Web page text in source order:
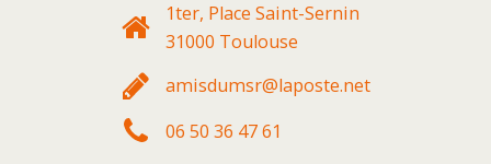
1ter, Place Saint-Sernin
31000 Toulouse
amisdumsr@laposte.net
06 50 36 47 61